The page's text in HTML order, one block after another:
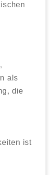
als
die
ist